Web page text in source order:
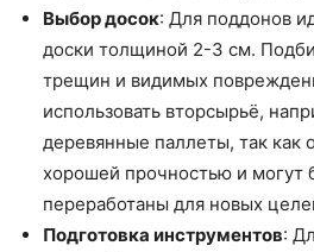
Выбор досок: Для поддонов
доски толщиной 2-3 см.
трещин и видимых
использовать вторсырьё,
деревянные паллеты, так как
хорошей прочностью и могут
переработаны для новых
Подготовка инструментов: